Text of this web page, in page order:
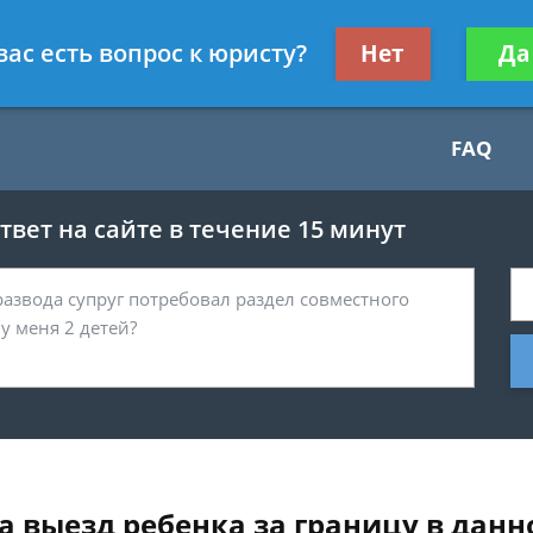
Получите
FAQ
на сайте в течение 15 минут
выезд ребенка за границу в
есть вопрос к юристу? Нет Да